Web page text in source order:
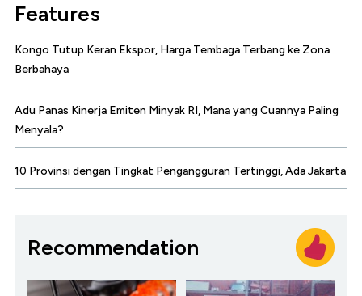
Features
Kongo Tutup Keran Ekspor, Harga Tembaga Terbang ke Zona
Berbahaya
Adu Panas Kinerja Emiten Minyak RI, Mana yang Cuannya Paling
Menyala?
10 Provinsi dengan Tingkat Pengangguran Tertinggi, Ada Jakarta
Recommendation